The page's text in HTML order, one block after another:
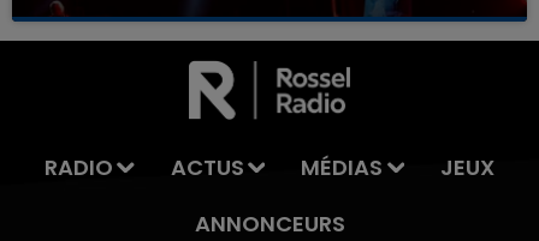
RADIO ACTUS MÉDIAS
JEUX
ANNONCEURS